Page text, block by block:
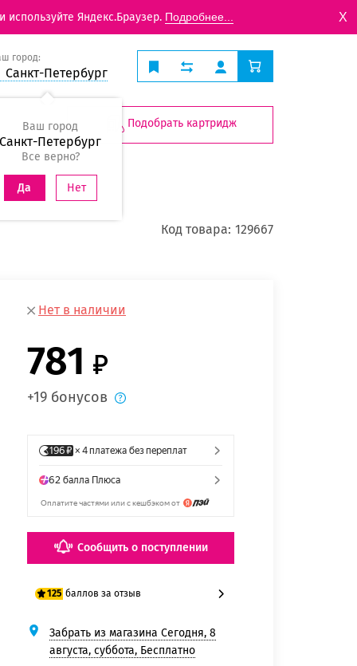
Яндекс.Браузер. Подробнее... X
город:
Санкт-Петербург
Ваш город
Санкт-Петербург
Все верно?
Да Нет
Подобрать картридж
Код товара: 129667
Нет в наличии
781
+19 бонусов
Сообщить о поступлении
125 баллов за отзыв
100 баллов
125 баллов
Забрать из магазина Сегодня, 8
августа, суббота, Бесплатно